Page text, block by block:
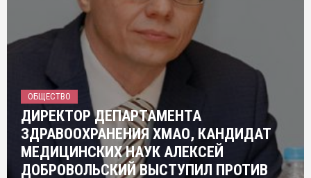
ОБЩЕСТВО
ДИРЕКТОР ДЕПАРТАМЕНТА
ЗДРАВООХРАНЕНИЯ ХМАО, КАНДИДАТ
МЕДИЦИНСКИХ НАУК АЛЕКСЕЙ
ДОБРОВОЛЬСКИЙ ВЫСТУПИЛ ПРОТИВ